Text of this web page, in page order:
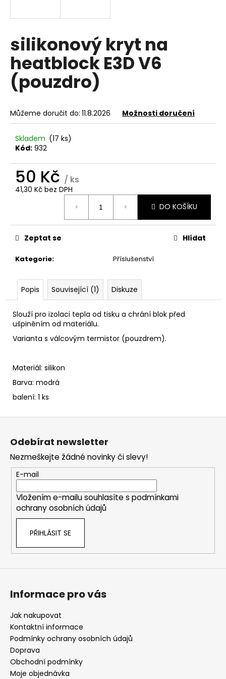
silikonový kryt na
heatblock E3D V6
(pouzdro)
Můžeme doručit do: 11.8.2026 Možnosti doručení
Skladem (17 ks)
Kód: 932
50 Kč / ks
41,30 Kč bez DPH
DO KOŠÍKU
Kategorie: Příslušenství
Zeptat se Hlídat
Popis Související (1) Diskuze
Slouží pro izolaci tepla od tisku a chrání blok před
ušpiněním od materiálu.
Varianta s válcovým termistor (pouzdrem).
Materiál: silikon
Barva: modrá
balení: 1 ks
í
t
?
HLEDAT
D
p
o
č
u
e
Z
Odebírat newsletter
Nezmeškejte žádné novinky či slevy!
E-mail
Vložením e-mailu souhlasíte s podmínkami
ochrany osobních údajů
PŘIHLÁSIT SE
Informace pro vás
Jak nakupovat
Kontaktní informace
Podmínky ochrany osobních údajů
Doprava
Obchodní podmínky
Moje objednávka